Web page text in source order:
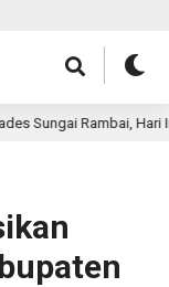
Sungai Rambai, Hari Ini